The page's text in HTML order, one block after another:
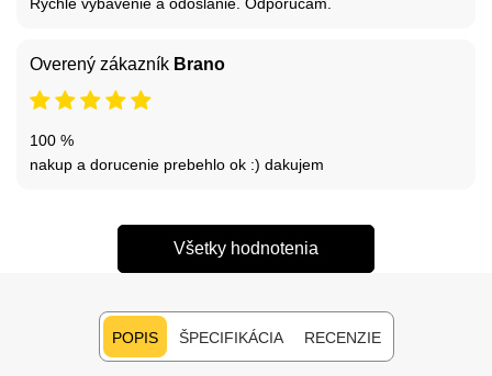
Overený zákazník Brano
100 %
nakup a dorucenie prebehlo ok :) dakujem
Všetky hodnotenia
POPIS ŠPECIFIKÁCIA RECENZIE